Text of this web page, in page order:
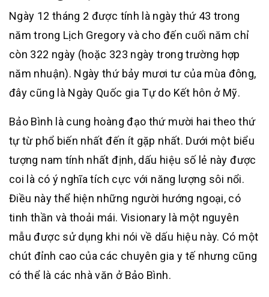
Ngày 12 tháng 2 được tính là ngày thứ 43 trong
năm trong Lịch Gregory và cho đến cuối năm chỉ
còn 322 ngày (hoặc 323 ngày trong trường hợp
năm nhuận). Ngày thứ bảy mươi tư của mùa đông,
đây cũng là Ngày Quốc gia Tự do Kết hôn ở Mỹ.
Bảo Bình là cung hoàng đạo thứ mười hai theo thứ
tự từ phổ biến nhất đến ít gặp nhất. Dưới một biểu
tượng nam tính nhất định, dấu hiệu số lẻ này được
coi là có ý nghĩa tích cực với năng lượng sôi nổi.
Điều này thể hiện những người hướng ngoại, có
tinh thần và thoải mái. Visionary là một nguyên
mẫu được sử dụng khi nói về dấu hiệu này. Có một
chút đỉnh cao của các chuyên gia y tế nhưng cũng
có thể là các nhà văn ở Bảo Bình.